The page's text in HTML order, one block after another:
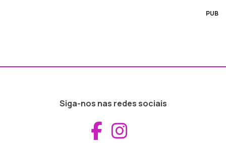
PUB
Siga-nos nas redes sociais
Aceder ao